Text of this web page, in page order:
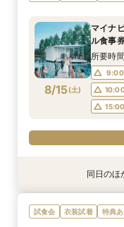
8/14(金)
着プレゼ
8/14(金)
プラン
8/14(金)
ペット
8/14(金)
フェア
8/14(金)
会場見
8/15(土)
マイナ
ル食事
所要時
9:00
衣装試着 特典
マイナ
レス試
衣装試着 特典
マイナ
得な67
特典あり
マイナ
な家族
衣装試着 特典
マイナ
見積り
衣装試着 特典
マイナ
テルで
衣装試着 特典
マイナ
プロが
同日のほ
試食会 衣装試着 特典あ